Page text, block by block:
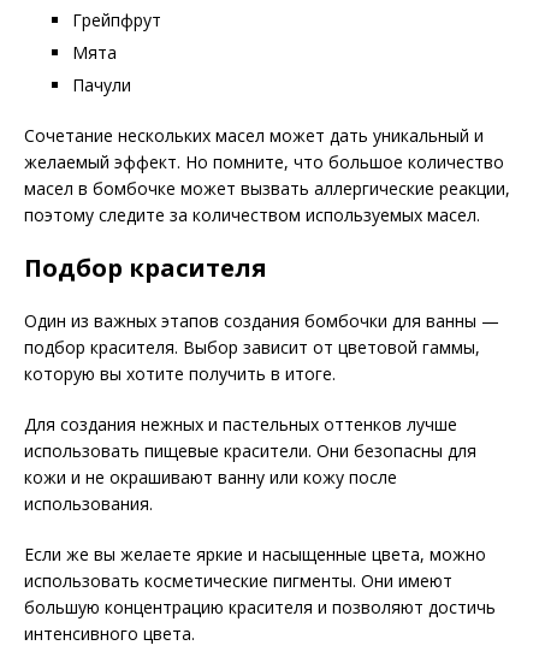
Грейпфрут
Мята
Пачули
Сочетание нескольких масел может дать уникальный и
желаемый эффект. Но помните, что большое количество
масел в бомбочке может вызвать аллергические реакции,
поэтому следите за количеством используемых масел.
Подбор красителя
Один из важных этапов создания бомбочки для ванны —
подбор красителя. Выбор зависит от цветовой гаммы,
которую вы хотите получить в итоге.
Для создания нежных и пастельных оттенков лучше
использовать пищевые красители. Они безопасны для
кожи и не окрашивают ванну или кожу после
использования.
Если же вы желаете яркие и насыщенные цвета, можно
использовать косметические пигменты. Они имеют
большую концентрацию красителя и позволяют достичь
интенсивного цвета.